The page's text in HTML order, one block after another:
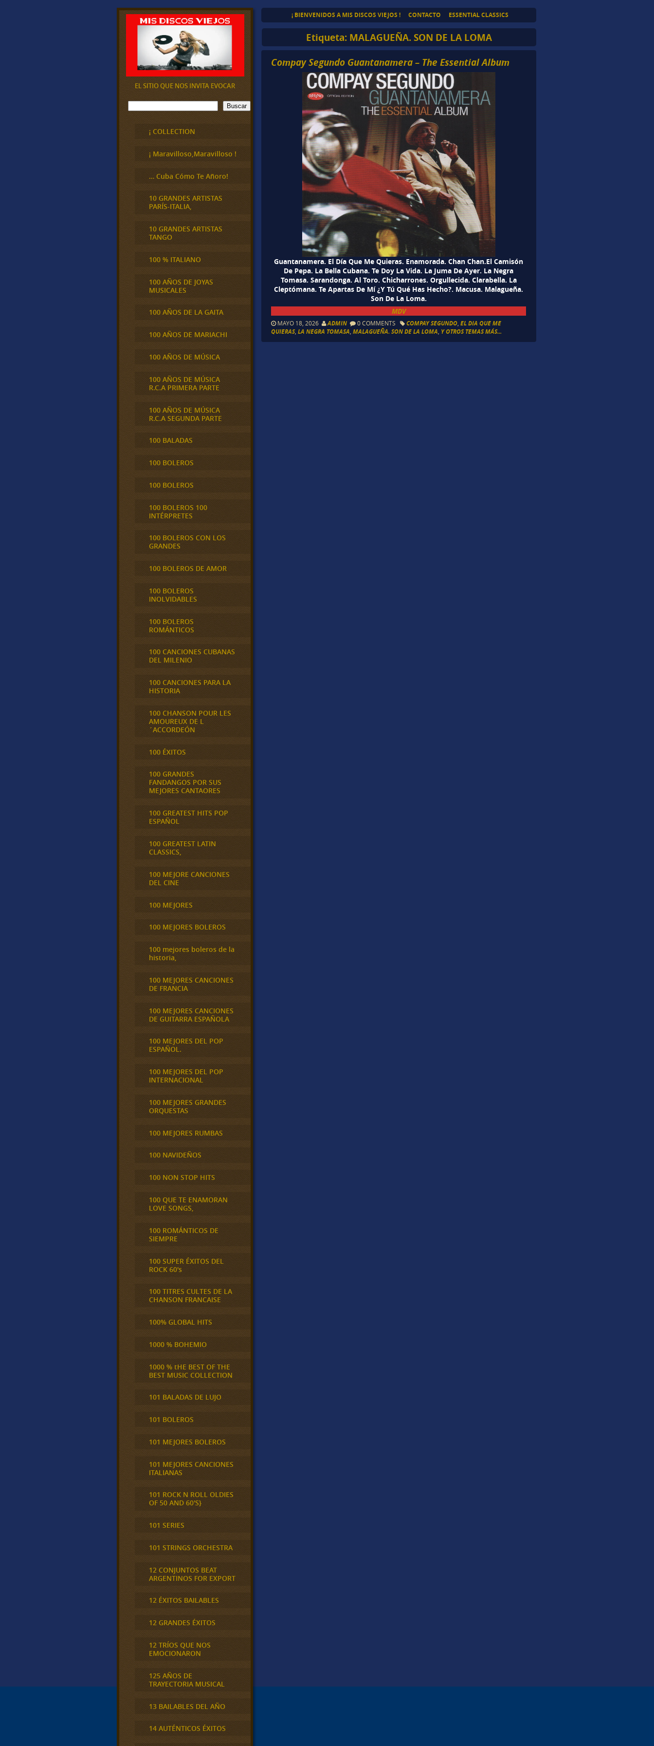
¡ BIENVENIDOS A MIS DISCOS VIEJOS ! CONTACTO ESSENTIAL CLASSICS
Etiqueta: MALAGUEÑA. SON DE LA LOMA
Compay Segundo Guantanamera – The Essential Album
Guantanamera. El Día Que Me Quieras. Enamorada. Chan Chan.El Camisón
De Pepa. La Bella Cubana. Te Doy La Vida. La Juma De Ayer. La Negra
Tomasa. Sarandonga. Al Toro. Chicharrones. Orgullecida. Clarabella. La
Cleptómana. Te Apartas De Mí ¿Y Tú Qué Has Hecho?. Macusa. Malagueña.
Son De La Loma.
MDV
MAYO 18, 2026 ADMIN 0 COMMENTS COMPAY SEGUNDO ,EL DIA QUE ME
QUIERAS,LA NEGRA TOMASA ,MALAGUEÑA. SON DE LA LOMA Y OTROS TEMAS MÁS...
EL SITIO QUE NOS INVITA EVOCAR
B
u
Buscar
¡ COLLECTION
¡ Maravilloso,Maravilloso !
… Cuba Cómo Te Añoro!
10 GRANDES ARTISTAS
PARÍS-ITALIA,
10 GRANDES ARTISTAS
TANGO
100 % ITALIANO
100 AÑOS DE JOYAS
MUSICALES
100 AÑOS DE LA GAITA
100 AÑOS DE MARIACHI
100 AÑOS DE MÚSICA
100 AÑOS DE MÚSICA
R.C.A PRIMERA PARTE
100 AÑOS DE MÚSICA
R.C.A SEGUNDA PARTE
100 BALADAS
100 BOLEROS
100 BOLEROS
100 BOLEROS 100
INTÉRPRETES
100 BOLEROS CON LOS
GRANDES
100 BOLEROS DE AMOR
100 BOLEROS
INOLVIDABLES
100 BOLEROS
ROMÁNTICOS
100 CANCIONES CUBANAS
DEL MILENIO
100 CANCIONES PARA LA
HISTORIA
100 CHANSON POUR LES
AMOUREUX DE L
´ACCORDEÓN
100 ÉXITOS
100 GRANDES
FANDANGOS POR SUS
MEJORES CANTAORES
100 GREATEST HITS POP
ESPAÑOL
100 GREATEST LATIN
CLASSICS,
100 MEJORE CANCIONES
DEL CINE
100 MEJORES
100 MEJORES BOLEROS
100 mejores boleros de la
historia,
100 MEJORES CANCIONES
DE FRANCIA
100 MEJORES CANCIONES
DE GUITARRA ESPAÑOLA
100 MEJORES DEL POP
ESPAÑOL.
100 MEJORES DEL POP
INTERNACIONAL
100 MEJORES GRANDES
ORQUESTAS
100 MEJORES RUMBAS
100 NAVIDEÑOS
100 NON STOP HITS
100 QUE TE ENAMORAN
LOVE SONGS,
100 ROMÁNTICOS DE
SIEMPRE
100 SUPER ÉXITOS DEL
ROCK 60's
100 TITRES CULTES DE LA
CHANSON FRANCAISE
100% GLOBAL HITS
1000 % BOHEMIO
1000 % tHE BEST OF THE
BEST MUSIC COLLECTION
101 BALADAS DE LUJO
101 BOLEROS
101 MEJORES BOLEROS
101 MEJORES CANCIONES
ITALIANAS
101 ROCK N ROLL OLDIES
OF 50 AND 60'S}
101 SERIES
101 STRINGS ORCHESTRA
12 CONJUNTOS BEAT
ARGENTINOS FOR EXPORT
12 ÉXITOS BAILABLES
12 GRANDES ÉXITOS
12 TRÍOS QUE NOS
EMOCIONARON
125 AÑOS DE
TRAYECTORIA MUSICAL
13 BAILABLES DEL AÑO
14 AUTÉNTICOS ÉXITOS